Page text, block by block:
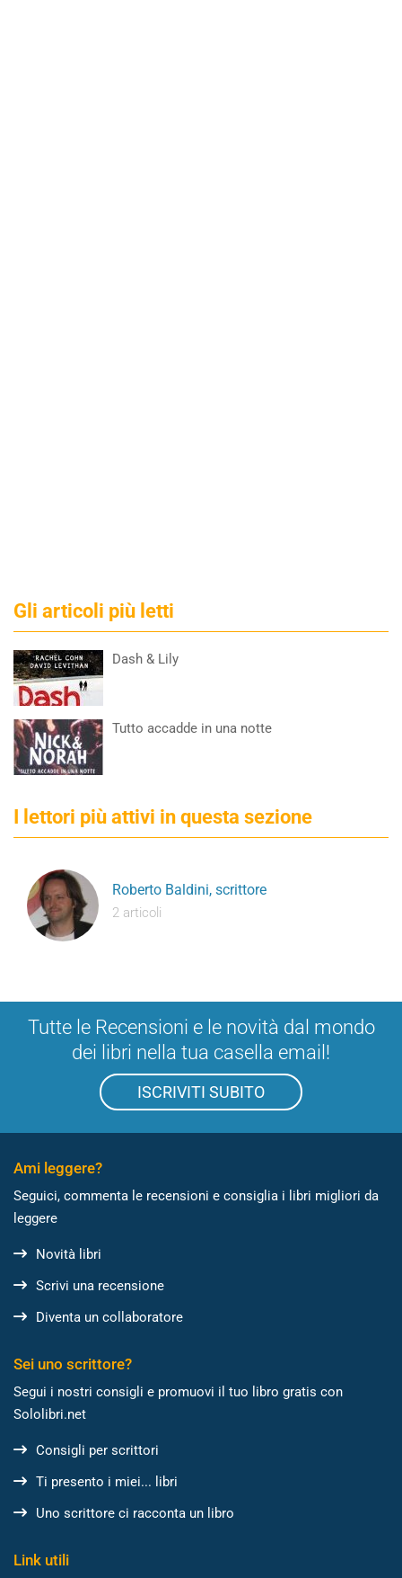
Gli articoli più letti
Dash & Lily
Tutto accadde in una notte
I lettori più attivi in questa sezione
Roberto Baldini, scrittore
2 articoli
Tutte le Recensioni e le novità dal mondo
dei libri nella tua casella email!
ISCRIVITI SUBITO
Ami leggere?
Seguici, commenta le recensioni e consiglia i libri migliori da
leggere
Novità libri
Scrivi una recensione
Diventa un collaboratore
Sei uno scrittore?
Segui i nostri consigli e promuovi il tuo libro gratis con
Sololibri.net
Consigli per scrittori
Ti presento i miei... libri
Uno scrittore ci racconta un libro
Link utili